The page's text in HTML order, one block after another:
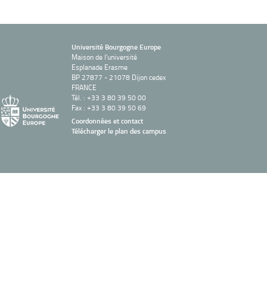
Université Bourgogne Europe
Maison de l'université
Esplanade Erasme
BP 27877 - 21078 Dijon cedex
FRANCE
Tél. : +33 3 80 39 50 00
Fax : +33 3 80 39 50 69
Coordonnées et contact
Télécharger le plan des campus